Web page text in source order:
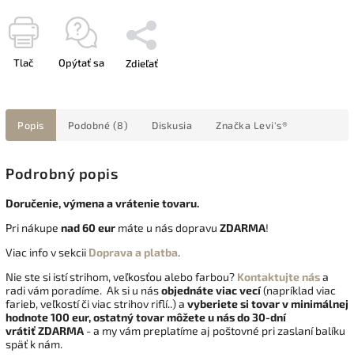
Tlač Opýtať sa Zdieľať
Popis Podobné (8) Diskusia Značka Levi's®
Podrobný popis
Doručenie, výmena a vrátenie tovaru.
Pri nákupe nad 60 eur máte u nás dopravu ZDARMA!
Viac info v sekcii Doprava a platba.
Nie ste si istí strihom, veľkosťou alebo farbou? Kontaktujte nása
radi vám poradíme. Ak si u násobjednáte viac vecí(napríklad viac
farieb, veľkostí či viac strihov riflí..) a vyberiete si tovar v minimálnej
hodnote 100 eur, ostatný tovar môžete u nás do 30-dní
vrátiťZDARMA - a my vám preplatíme aj poštovné pri zaslaní balíku
späť k nám.